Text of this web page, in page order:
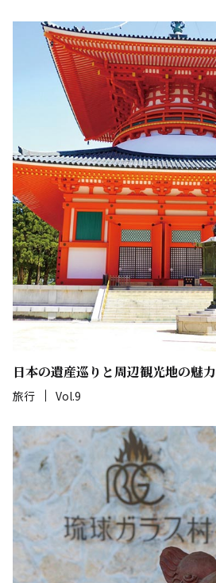
日本の遺産巡りと周辺観光地の魅力
旅行 Vol.9